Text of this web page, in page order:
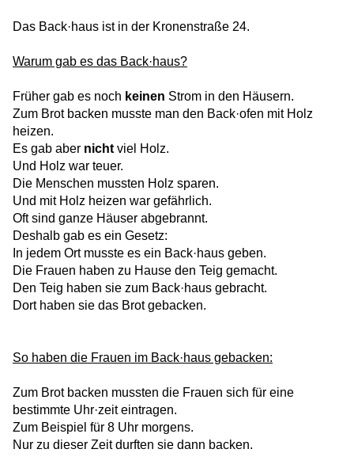
Das Back·haus ist in der Kronenstraße 24.
Warum gab es das Back·haus?
Früher gab es noch keinen Strom in den Häusern.
Zum Brot backen musste man den Back·ofen mit Holz
heizen.
Es gab aber nicht viel Holz.
Und Holz war teuer.
Die Menschen mussten Holz sparen.
Und mit Holz heizen war gefährlich.
Oft sind ganze Häuser abgebrannt.
Deshalb gab es ein Gesetz:
In jedem Ort musste es ein Back·haus geben.
Die Frauen haben zu Hause den Teig gemacht.
Den Teig haben sie zum Back·haus gebracht.
Dort haben sie das Brot gebacken.
So haben die Frauen im Back·haus gebacken:
Zum Brot backen mussten die Frauen sich für eine
bestimmte Uhr·zeit eintragen.
Zum Beispiel für 8 Uhr morgens.
Nur zu dieser Zeit durften sie dann backen.